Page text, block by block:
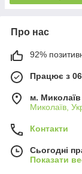
Про нас
92%
Працює з
м. Миколаїв
Миколаїв,
Контакти
Сьогодні
Показати